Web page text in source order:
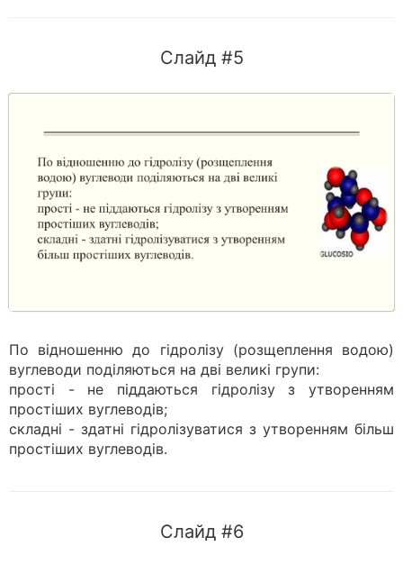
Слайд #5
По відношенню до гідролізу (розщеплення водою)
вуглеводи поділяються на дві великі групи:
прості - не піддаються гідролізу з утворенням
простіших вуглеводів;
складні - здатні гідролізуватися з утворенням більш
простіших вуглеводів.
Слайд #6